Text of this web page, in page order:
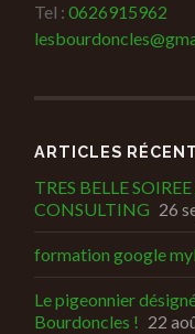
Tel : 0626915962
ARTICLES
TRES BELLE
CONSULTING 26
formation google
Le pigeonnier
Bourdoncles ! 22